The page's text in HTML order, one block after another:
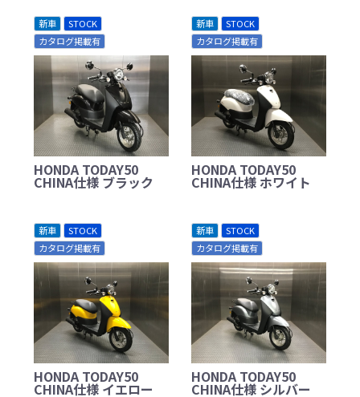
新車
STOCK
カタログ掲載有
HONDA TODAY50
CHINA仕様 ブラック
新車
STOCK
カタログ掲載有
HONDA TODAY50
CHINA仕様 ホワイト
新車
STOCK
カタログ掲載有
HONDA TODAY50
CHINA仕様 イエロー
新車
STOCK
カタログ掲載有
HONDA TODAY50
CHINA仕様 シルバー